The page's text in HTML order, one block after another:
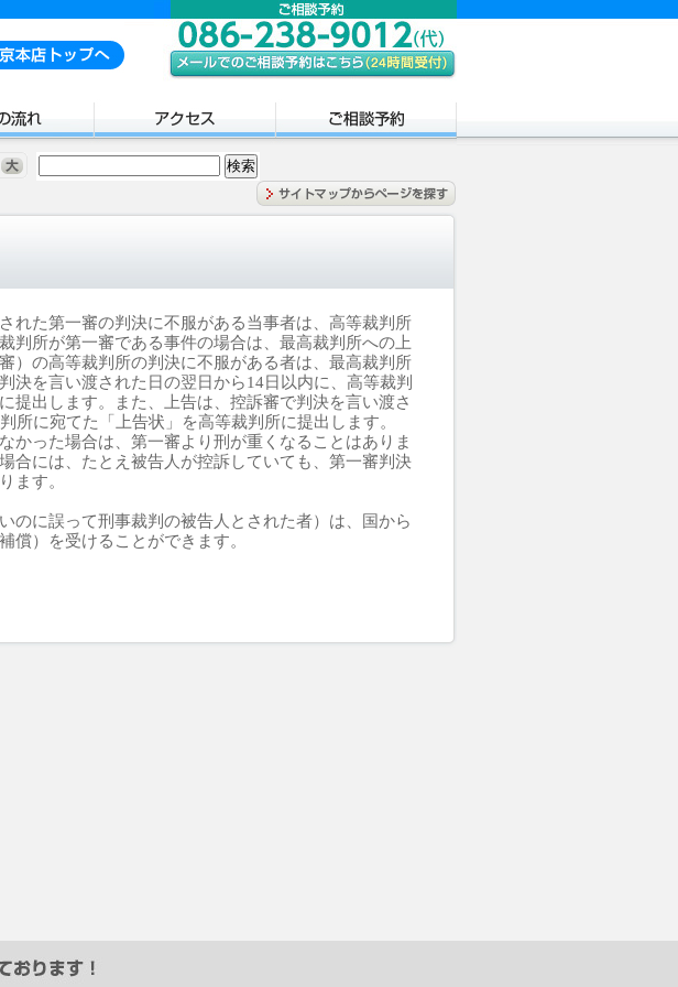
れた第一審の判決に不服がある当事者は、高等裁判所
判所が第一審である事件の場合は、最高裁判所への上
）の高等裁判所の判決に不服がある者は、最高裁判所
判決を言い渡された日の翌日から14日以内に、高等裁判
提出します。また、上告は、控訴審で判決を言い渡さ
所に宛てた「上告状」を高等裁判所に提出します。
かった場合は、第一審より刑が重くなることはありま
合には、たとえ被告人が控訴していても、第一審判決
ます。
のに誤って刑事裁判の被告人とされた者）は、国から
償）を受けることができます。